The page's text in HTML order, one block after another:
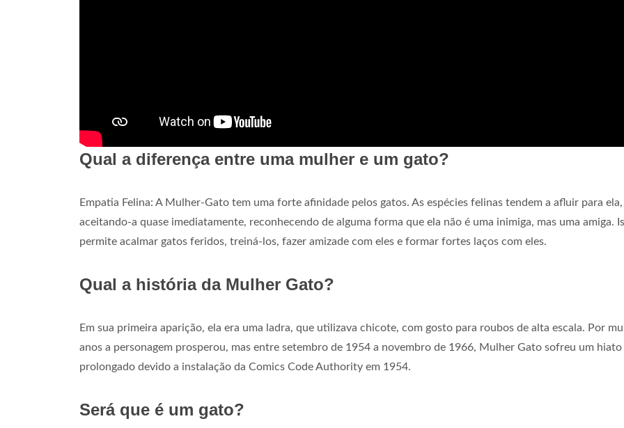
Qual a diferença entre uma mulher e um gato?
Empatia Felina: A Mulher-Gato tem uma forte afinidade pelos gatos. As espécies felinas tendem a afluir para ela,
aceitando-a quase imediatamente, reconhecendo de alguma forma que ela não é uma inimiga, mas uma amiga.
permite acalmar gatos feridos, treiná-los, fazer amizade com eles e formar fortes laços com eles.
Qual a história da Mulher Gato?
Em sua primeira aparição, ela era uma ladra, que utilizava chicote, com gosto para roubos de alta escala. Por
anos a personagem prosperou, mas entre setembro de 1954 a novembro de 1966, Mulher Gato sofreu um hiato
prolongado devido a instalação da Comics Code Authority em 1954.
Será que é um gato?